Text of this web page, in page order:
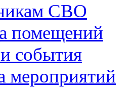
СВО
помещений
события